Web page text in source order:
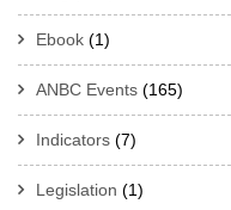
Ebook (1)
ANBC Events (165)
Indicators (7)
Legislation (1)